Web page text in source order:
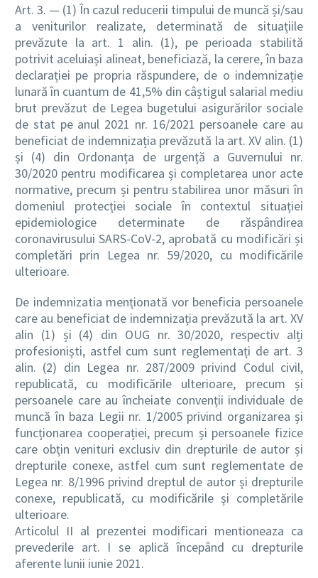
Art. 3. — (1) În cazul reducerii timpului de muncă și/sau
a veniturilor realizate, determinată de situațiile
prevăzute la art. 1 alin. (1), pe perioada stabilită
potrivit aceluiași alineat, beneficiază, la cerere, în baza
declarației pe propria răspundere, de o indemnizație
lunară în cuantum de 41,5% din câștigul salarial mediu
brut prevăzut de Legea bugetului asigurărilor sociale
de stat pe anul 2021 nr. 16/2021 persoanele care au
beneficiat de indemnizația prevăzută la art. XV alin. (1)
și (4) din Ordonanța de urgență a Guvernului nr.
30/2020 pentru modificarea și completarea unor acte
normative, precum și pentru stabilirea unor măsuri în
domeniul protecției sociale în contextul situației
epidemiologice determinate de răspândirea
coronavirusului SARS-CoV-2, aprobată cu modificări și
completări prin Legea nr. 59/2020, cu modificările
ulterioare.
De indemnizatia menționată vor beneficia persoanele
care au beneficiat de indemnizația prevăzută la art. XV
alin (1) și (4) din OUG nr. 30/2020, respectiv alți
profesioniști, astfel cum sunt reglementați de art. 3
alin. (2) din Legea nr. 287/2009 privind Codul civil,
republicată, cu modificările ulterioare, precum și
persoanele care au încheiate convenții individuale de
muncă în baza Legii nr. 1/2005 privind organizarea și
funcționarea cooperației, precum și persoanele fizice
care obțin venituri exclusiv din drepturile de autor și
drepturile conexe, astfel cum sunt reglementate de
Legea nr. 8/1996 privind dreptul de autor și drepturile
conexe, republicată, cu modificările și completările
ulterioare.
Articolul II al prezentei modificari mentioneaza ca
prevederile art. I se aplică începând cu drepturile
aferente lunii iunie 2021.